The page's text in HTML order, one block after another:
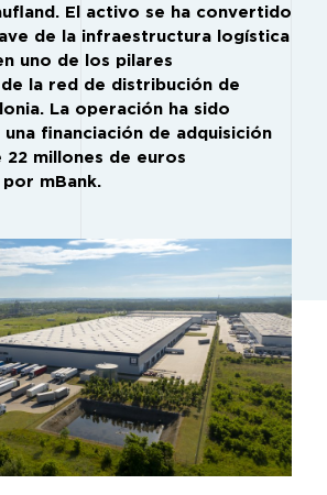
El activo se ha convertido
de la infraestructura logística
uno de los pilares
la red de distribución de
La operación ha sido
financiación de adquisición
millones de euros
mBank.